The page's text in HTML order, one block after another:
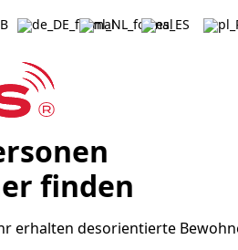
finden
erhalten desorientierte